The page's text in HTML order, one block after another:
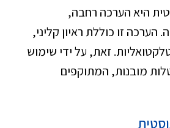
היא הערכה רחבה,
הערכה זו כוללת ראיון קליני,
זאת, על ידי שימוש
מובנות, המתוקפים